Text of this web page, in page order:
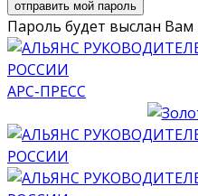
Пароль будет выслан
АРС-ПРЕСС